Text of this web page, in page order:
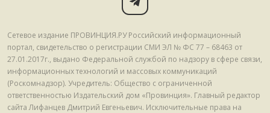
Сетевое издание ПРОВИНЦИЯ.РУ Российский информационный
портал, свидетельство о регистрации СМИ ЭЛ № ФС 77 – 68463 от
27.01.2017г., выдано Федеральной службой по надзору в сфере связи,
информационных технологий и массовых коммуникаций
(Роскомнадзор). Учредитель: Общество с ограниченной
ответственностью Издательский дом «Провинция». Главный редактор
сайта Лифанцев Дмитрий Евгеньевич. Исключительные права на